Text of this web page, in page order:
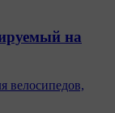
на
велосипедов,